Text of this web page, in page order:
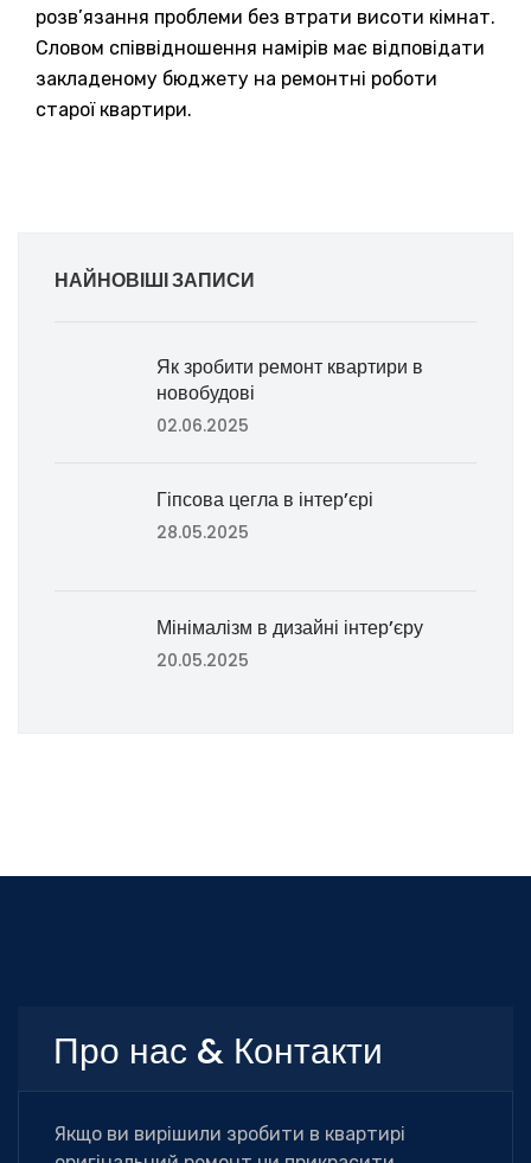
розв’язання проблеми без втрати висоти кімнат.
Словом співвідношення намірів має відповідати
закладеному бюджету на ремонтні роботи
старої квартири.
НАЙНОВІШІ ЗАПИСИ
Як зробити ремонт квартири в
новобудові
02.06.2025
Гіпсова цегла в інтер’єрі
28.05.2025
Мінімалізм в дизайні інтер’єру
20.05.2025
Про нас & Контакти
Якщо ви вирішили зробити в квартирі